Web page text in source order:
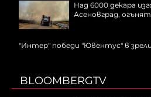
Над 6000 декара
Асеновград,
"Интер" победи "Ювентус" в
BLOOMBERGTV